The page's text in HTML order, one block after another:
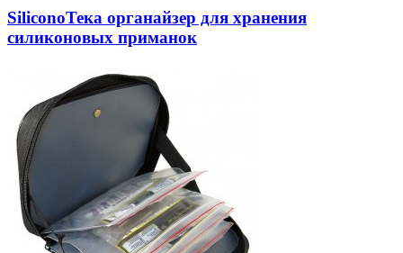
SiliconoТека органайзер для хранения
силиконовых приманок